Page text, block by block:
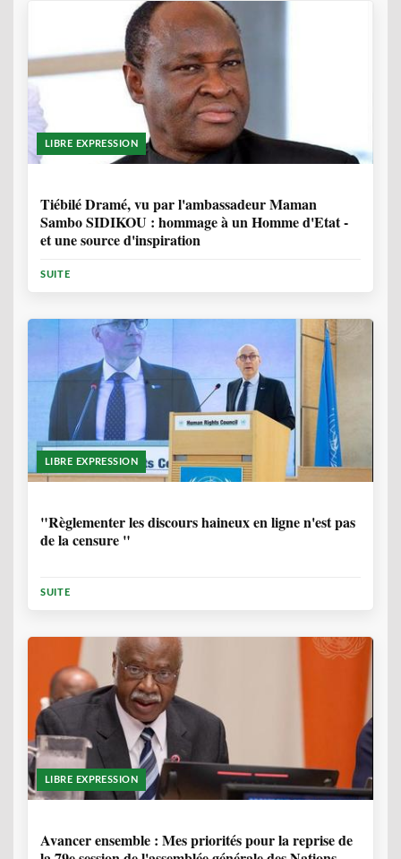
LIBRE EXPRESSION
Tiébilé Dramé, vu par l'ambassadeur Maman
Sambo SIDIKOU : hommage à un Homme d'Etat -
et une source d'inspiration
SUITE
LIBRE EXPRESSION
"Règlementer les discours haineux en ligne n'est pas
de la censure "
SUITE
LIBRE EXPRESSION
Avancer ensemble : Mes priorités pour la reprise de